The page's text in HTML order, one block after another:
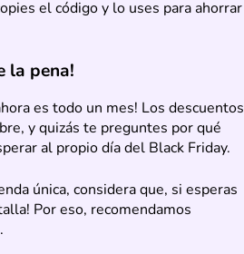
el código y lo uses para ahorrar
la pena!
es todo un mes! Los descuentos
y quizás te preguntes por qué
al propio día del Black Friday.
única, considera que, si esperas
Por eso, recomendamos